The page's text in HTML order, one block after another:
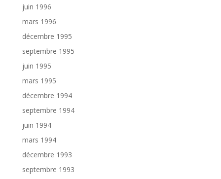
juin 1996
mars 1996
décembre 1995
septembre 1995
juin 1995
mars 1995
décembre 1994
septembre 1994
juin 1994
mars 1994
décembre 1993
septembre 1993